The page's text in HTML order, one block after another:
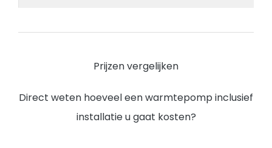
Prijzen vergelijken
Direct weten hoeveel een warmtepomp inclusief
installatie u gaat kosten?